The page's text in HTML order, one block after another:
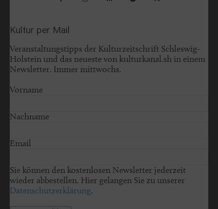
Kultur per Mail
Veranstaltungstipps der Kulturzeitschrift Schleswig-
Holstein und das neueste von kulturkanal.sh in einem
Newsletter. Immer mittwochs.
Vorname
Nachname
Email
Sie können den kostenlosen Newsletter jederzeit
wieder abbestellen. Hier gelangen Sie zu unserer
Datenschutzerklärung.